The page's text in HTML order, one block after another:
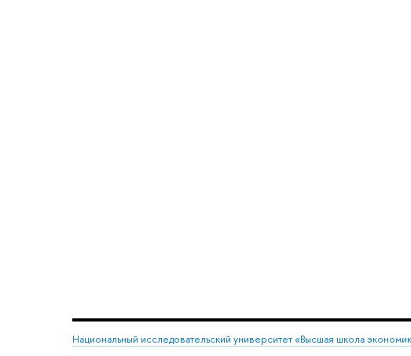
Национальный исследовательский университет «Высшая школа